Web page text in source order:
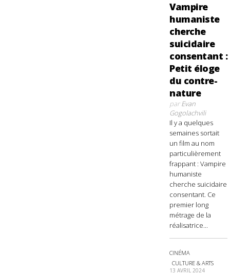
Vampire
humaniste
cherche
suicidaire
consentant :
Petit éloge
du contre-
nature
parEvan
Gogolachvili
Il y a quelques
semaines sortait
un film au nom
particulièrement
frappant : Vampire
humaniste
cherche suicidaire
consentant. Ce
premier long
métrage de la
réalisatrice...
CINÉMA
CULTURE & ARTS
13 AVRIL 2024